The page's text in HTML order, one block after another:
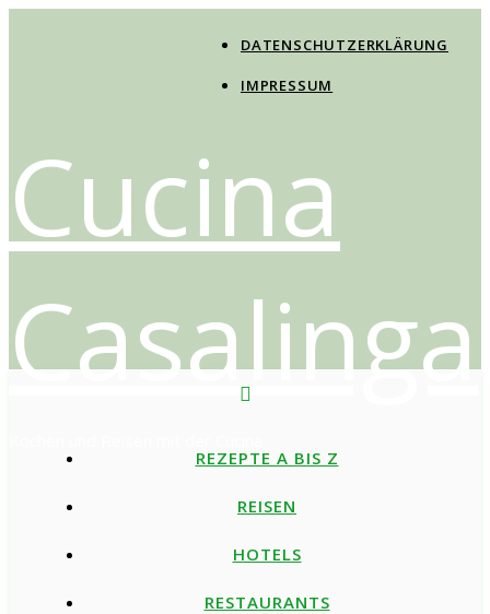
DATENSCHUTZERKLÄRUNG
IMPRESSUM
Cucina
Casalinga
REZEPTE A BIS Z
REISEN
HOTELS
RESTAURANTS